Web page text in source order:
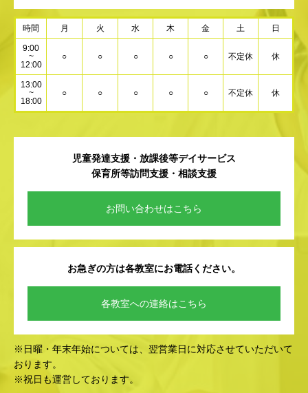
時間 月 火 水 木 金 土 日
9:00
~
12:00
○ ○ ○ ○ ○ 不定休 休
13:00
~
18:00
○ ○ ○ ○ ○ 不定休 休
児童発達支援・放課後等デイサービス
保育所等訪問支援・相談支援
お問い合わせはこちら
お急ぎの方は各教室にお電話ください。
各教室への連絡はこちら
※日曜・年末年始については、翌営業日に対応させていただいて
おります。
※祝日も運営しております。